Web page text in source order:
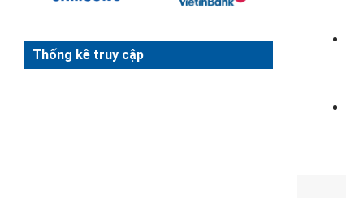
Thống kê truy cập